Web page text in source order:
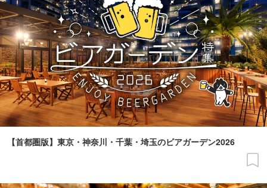
【首都圏版】東京・神奈川・千葉・埼玉のビアガーデン2026